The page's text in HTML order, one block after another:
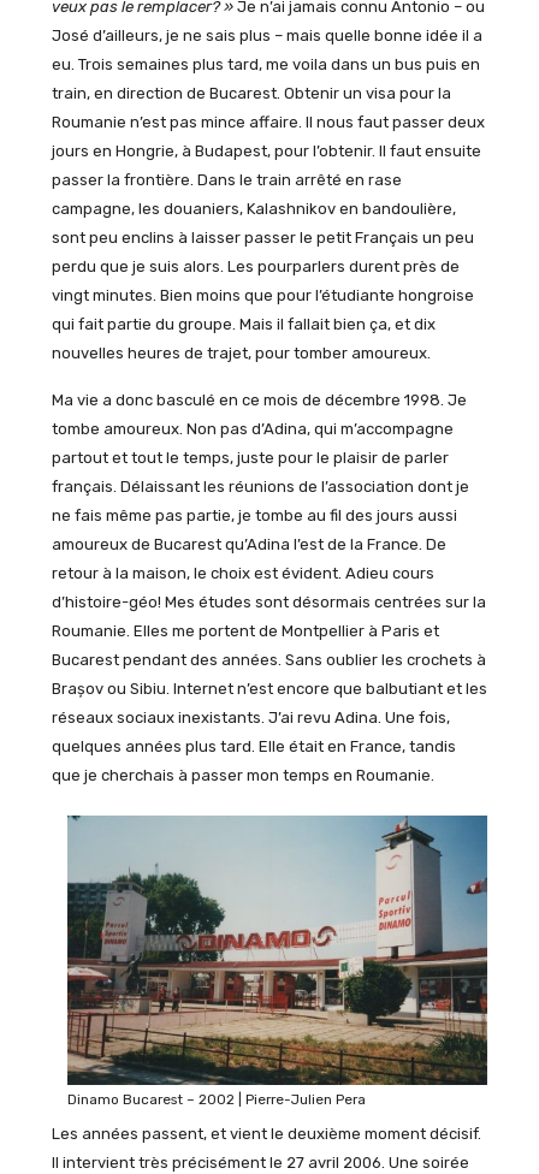
veux pas le remplacer? » Je n’ai jamais connu Antonio – ou
José d’ailleurs, je ne sais plus – mais quelle bonne idée il a
eu. Trois semaines plus tard, me voila dans un bus puis en
train, en direction de Bucarest. Obtenir un visa pour la
Roumanie n’est pas mince affaire. Il nous faut passer deux
jours en Hongrie, à Budapest, pour l’obtenir. Il faut ensuite
passer la frontière. Dans le train arrêté en rase
campagne, les douaniers, Kalashnikov en bandoulière,
sont peu enclins à laisser passer le petit Français un peu
perdu que je suis alors. Les pourparlers durent près de
vingt minutes. Bien moins que pour l’étudiante hongroise
qui fait partie du groupe. Mais il fallait bien ça, et dix
nouvelles heures de trajet, pour tomber amoureux.
Ma vie a donc basculé en ce mois de décembre 1998. Je
tombe amoureux. Non pas d’Adina, qui m’accompagne
partout et tout le temps, juste pour le plaisir de parler
français. Délaissant les réunions de l’association dont je
ne fais même pas partie, je tombe au fil des jours aussi
amoureux de Bucarest qu’Adina l’est de la France. De
retour à la maison, le choix est évident. Adieu cours
d’histoire-géo! Mes études sont désormais centrées sur la
Roumanie. Elles me portent de Montpellier à Paris et
Bucarest pendant des années. Sans oublier les crochets à
Brașov ou Sibiu. Internet n’est encore que balbutiant et les
réseaux sociaux inexistants. J’ai revu Adina. Une fois,
quelques années plus tard. Elle était en France, tandis
que je cherchais à passer mon temps en Roumanie.
Dinamo Bucarest – 2002 | Pierre-Julien Pera
Les années passent, et vient le deuxième moment décisif.
Il intervient très précisément le 27 avril 2006. Une soirée